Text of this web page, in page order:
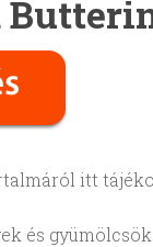
itt
és